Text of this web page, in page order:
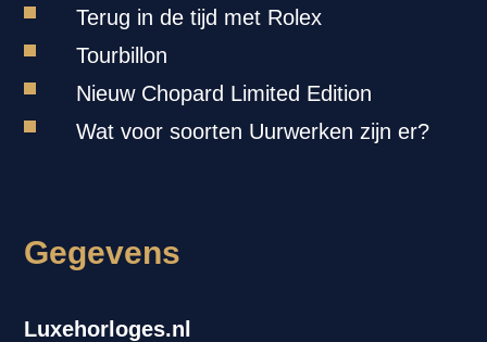
Terug in de tijd met Rolex
Tourbillon
Nieuw Chopard Limited Edition
Wat voor soorten Uurwerken zijn er?
Gegevens
Luxehorloges.nl